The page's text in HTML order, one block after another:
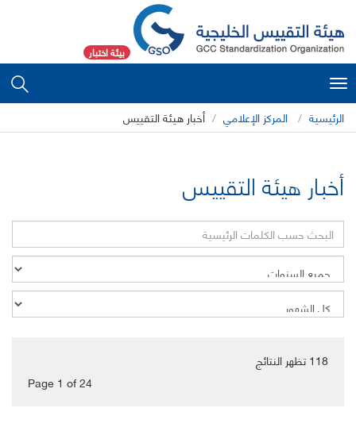
بيئة اختبار
Toggle
navigation
الرئيسية المركز الإعلامي أخبار هيئة التقييس
أخبار هيئة التقييس
118 تظهر النتائج
Page 1 of24